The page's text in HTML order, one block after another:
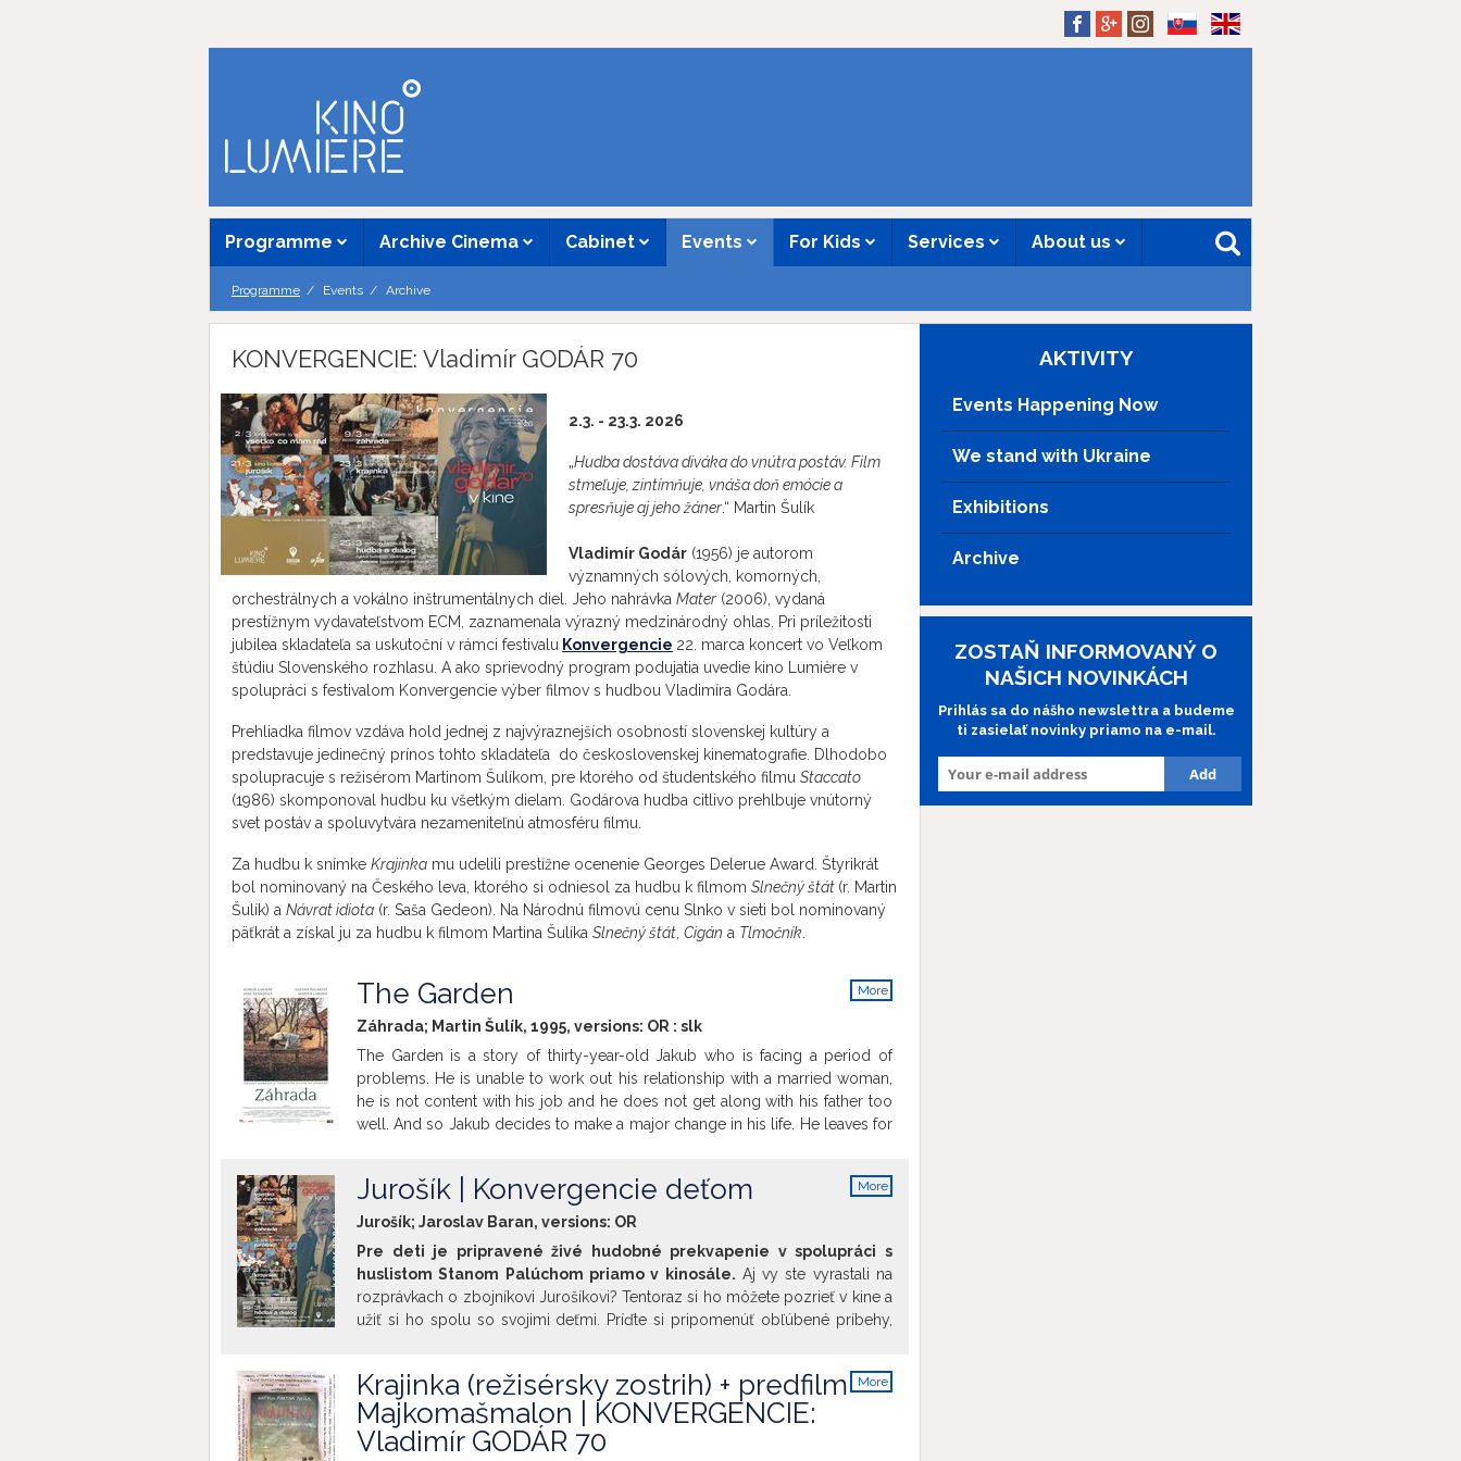
Programme Archive Cinema Cabinet Events For Kids Services About us
Programme Events Archive
KONVERGENCIE: Vladimír GODÁR 70
2.3. - 23.3. 2026
„Hudba dostáva diváka do vnútra postáv. Film
stmeľuje, zintímňuje, vnáša doň emócie a
spresňuje aj jeho žáner.“ Martin Šulík
Vladimír Godár (1956) je autorom
významných sólových, komorných,
orchestrálnych a vokálno inštrumentálnych diel. Jeho nahrávka Mater (2006), vydaná
prestížnym vydavateľstvom ECM, zaznamenala výrazný medzinárodný ohlas. Pri príležitosti
jubilea skladateľa sa uskutoční v rámci festivalu Konvergencie 22. marca koncert vo Veľkom
štúdiu Slovenského rozhlasu. A ako sprievodný program podujatia uvedie kino Lumière v
spolupráci s festivalom Konvergencie výber filmov s hudbou Vladimíra Godára.
Prehliadka filmov vzdáva hold jednej z najvýraznejších osobností slovenskej kultúry a
predstavuje jedinečný prínos tohto skladateľa do československej kinematografie. Dlhodobo
spolupracuje s režisérom Martinom Šulíkom, pre ktorého od študentského filmu Staccato
(1986) skomponoval hudbu ku všetkým dielam. Godárova hudba citlivo prehlbuje vnútorný
svet postáv a spoluvytvára nezameniteľnú atmosféru filmu.
Za hudbu k snímke Krajinka mu udelili prestížne ocenenie Georges Delerue Award. Štyrikrát
bol nominovaný na Českého leva, ktorého si odniesol za hudbu k filmom Slnečný štát (r. Martin
Šulík) a Návrat idiota (r. Saša Gedeon). Na Národnú filmovú cenu Slnko v sieti bol nominovaný
päťkrát a získal ju za hudbu k filmom Martina Šulíka Slnečný štát Cigán a Tlmočník
More
The Garden
Záhrada; Martin Šulík, 1995, versions: OR : slk
The Garden is a story of thirty-year-old Jakub who is facing a period of
problems. He is unable to work out his relationship with a married woman,
he is not content with his job and he does not get along with his father too
well. And so Jakub decides to make a major change in his life. He leaves for
helps him to mend his relationship with his father and he learns to see life in
a different way.
More
Jurošík | Konvergencie deťom
Jurošík; Jaroslav Baran, versions: OR
Pre deti je pripravené živé hudobné prekvapenie v spolupráci s
huslistom Stanom Palúchom priamo v kinosále. Aj vy ste vyrastali na
rozprávkach o zbojníkovi Jurošíkovi? Tentoraz si ho môžete pozrieť v kine a
užiť si ho spolu so svojimi deťmi. Príďte si pripomenúť obľúbené príbehy,
dotvára čaro tejto kultovej rozprávky. Pre deti je navyše pripravené živé
hudobné prekvapenie v spolupráci s huslistom Stanom Palúchom priamo v
kinosále. Zoznam častí:
Jurošík a zbojník Hrajruka
More
Krajinka (režisérsky zostrih) + predfilm
Majkomašmalon | KONVERGENCIE:
Vladimír GODÁR 70
AKTIVITY
Events Happening Now
We stand with Ukraine
Exhibitions
Archive
ZOSTAŇ INFORMOVANÝ O
NAŠICH NOVINKÁCH
Prihlás sa do nášho newslettra a budeme
ti zasielať novinky priamo na e-mail.